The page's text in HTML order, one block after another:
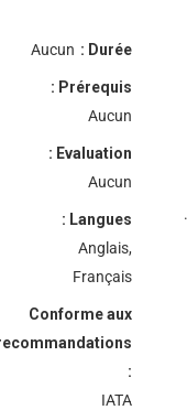
Durée :
Aucun
Prérequis :
Aucun
Evaluation :
Aucun
Langues :
Anglais,
Français
Conforme aux
:
IATA